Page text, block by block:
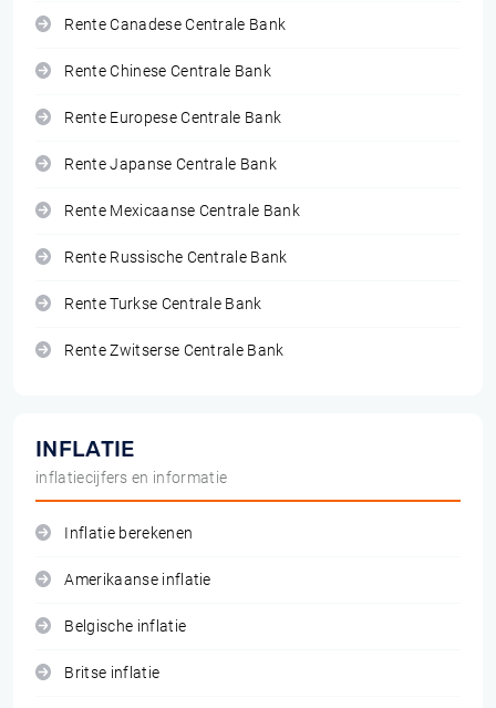
Rente Canadese Centrale Bank
Rente Chinese Centrale Bank
Rente Europese Centrale Bank
Rente Japanse Centrale Bank
Rente Mexicaanse Centrale Bank
Rente Russische Centrale Bank
Rente Turkse Centrale Bank
Rente Zwitserse Centrale Bank
INFLATIE
inflatiecijfers en informatie
Inflatie berekenen
Amerikaanse inflatie
Belgische inflatie
Britse inflatie